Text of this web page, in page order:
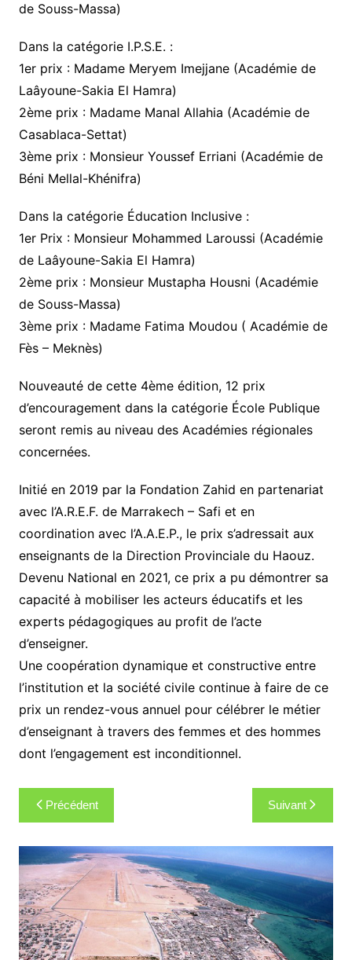
de Souss-Massa)
Dans la catégorie I.P.S.E. :
1er prix : Madame Meryem Imejjane (Académie de
Laâyoune-Sakia El Hamra)
2ème prix : Madame Manal Allahia (Académie de
Casablaca-Settat)
3ème prix : Monsieur Youssef Erriani (Académie de
Béni Mellal-Khénifra)
Dans la catégorie Éducation Inclusive :
1er Prix : Monsieur Mohammed Laroussi (Académie
de Laâyoune-Sakia El Hamra)
2ème prix : Monsieur Mustapha Housni (Académie
de Souss-Massa)
3ème prix : Madame Fatima Moudou ( Académie de
Fès – Meknès)
Nouveauté de cette 4ème édition, 12 prix
d’encouragement dans la catégorie École Publique
seront remis au niveau des Académies régionales
concernées.
Initié en 2019 par la Fondation Zahid en partenariat
avec l’A.R.E.F. de Marrakech – Safi et en
coordination avec l’A.A.E.P., le prix s’adressait aux
enseignants de la Direction Provinciale du Haouz.
Devenu National en 2021, ce prix a pu démontrer sa
capacité à mobiliser les acteurs éducatifs et les
experts pédagogiques au profit de l’acte
d’enseigner.
Une coopération dynamique et constructive entre
l’institution et la société civile continue à faire de ce
prix un rendez-vous annuel pour célébrer le métier
d’enseignant à travers des femmes et des hommes
dont l’engagement est inconditionnel.
Navigation
de
l’article
Précédent Suivant